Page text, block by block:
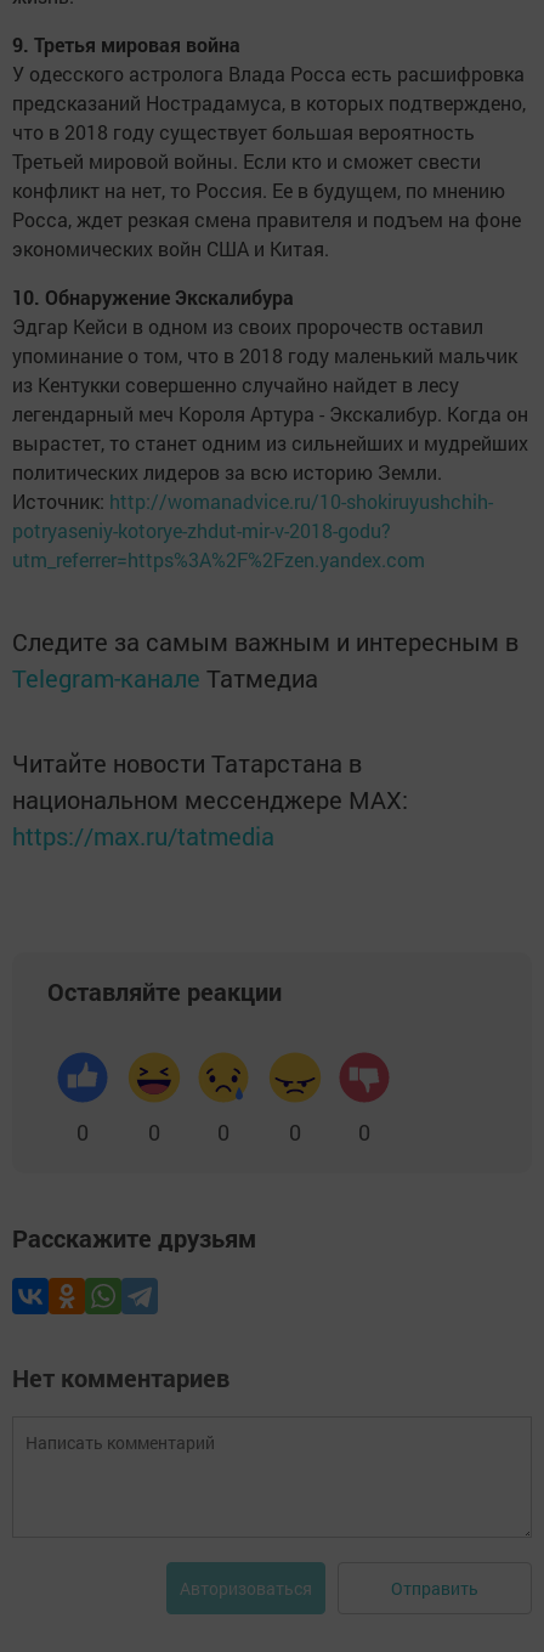
9. Третья мировая война
У одесского астролога Влада Росса есть расшифровка
предсказаний Нострадамуса, в которых подтверждено,
что в 2018 году существует большая вероятность
Третьей мировой войны. Если кто и сможет свести
конфликт на нет, то Россия. Ее в будущем, по мнению
Росса, ждет резкая смена правителя и подъем на фоне
экономических войн США и Китая.
10. Обнаружение Экскалибура
Эдгар Кейси в одном из своих пророчеств оставил
упоминание о том, что в 2018 году маленький мальчик
из Кентукки совершенно случайно найдет в лесу
легендарный меч Короля Артура - Экскалибур. Когда он
вырастет, то станет одним из сильнейших и мудрейших
политических лидеров за всю историю Земли.
Источник: http://womanadvice.ru/10-shokiruyushchih-
potryaseniy-kotorye-zhdut-mir-v-2018-godu?
utm_referrer=https%3A%2F%2Fzen.yandex.com
Следите за самым важным и интересным в
Telegram-канале Татмедиа
Читайте новости Татарстана в
национальном мессенджере MАХ:
https://max.ru/tatmedia
Оставляйте реакции
0 0 0 0 0
Расскажите друзьям
Нет комментариев
Авторизоваться Отправить